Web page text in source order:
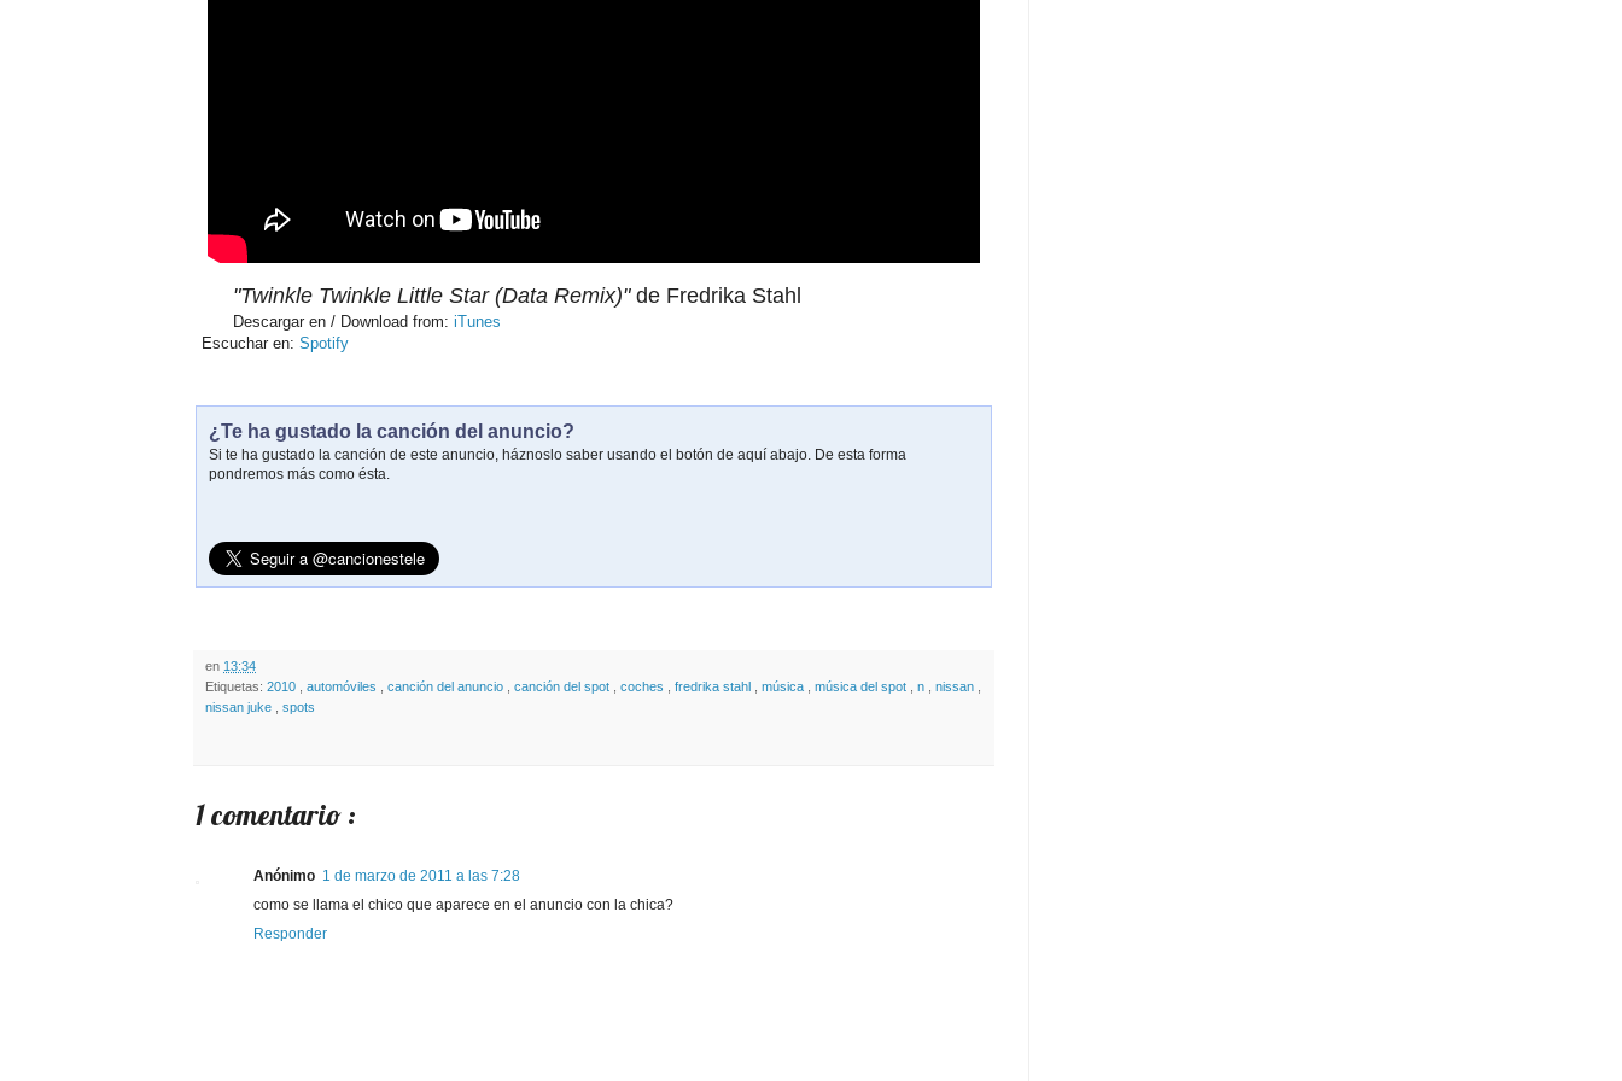
"Twinkle Twinkle Little Star (Data Remix)"de Fredrika Stahl
Descargar en / Download from: iTunes
Escuchar en: Spotify
¿Te ha gustado la canción del anuncio?
Si te ha gustado la canción de este anuncio, háznoslo saber usando el botón de aquí abajo. De esta forma
pondremos más como ésta.
en 13:34
Etiquetas: 2010 automóviles canción del anuncio canción del spot coches fredrika stahl música música del spot n nissan
nissan juke
spots
1 comentario :
Anónimo 1 de marzo de 2011 a las 7:28
como se llama el chico que aparece en el anuncio con la chica?
Responder